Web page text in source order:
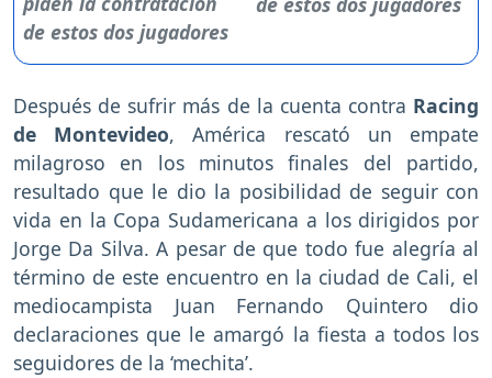
Después de sufrir más de la cuenta contra Racing
de Montevideo, América rescató un empate
milagroso en los minutos finales del partido,
resultado que le dio la posibilidad de seguir con
vida en la Copa Sudamericana a los dirigidos por
Jorge Da Silva. A pesar de que todo fue alegría al
término de este encuentro en la ciudad de Cali, el
mediocampista Juan Fernando Quintero dio
declaraciones que le amargó la fiesta a todos los
seguidores de la ‘mechita’.